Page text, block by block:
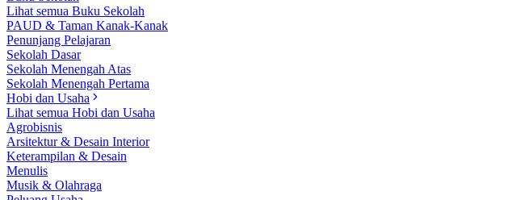
Lihat semua Buku Sekolah
PAUD & Taman Kanak-Kanak
Penunjang Pelajaran
Sekolah Dasar
Sekolah Menengah Atas
Sekolah Menengah Pertama
Hobi dan Usaha
Lihat semua Hobi dan Usaha
Agrobisnis
Arsitektur & Desain Interior
Keterampilan & Desain
Menulis
Musik & Olahraga